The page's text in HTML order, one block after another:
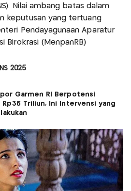
Nilai ambang batas dalam
keputusan yang tertuang
Pendayagunaan Aparatur
Birokrasi (MenpanRB)
2025
Garmen RI Berpotensi
Rp35 Triliun, Ini Intervensi yang